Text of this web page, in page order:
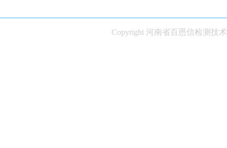
Copyright 河南省百恩信检测技